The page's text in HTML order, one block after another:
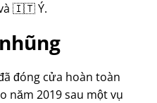
🇮🇹 Ý.
đóng cửa hoàn toàn
năm 2019 sau một vụ